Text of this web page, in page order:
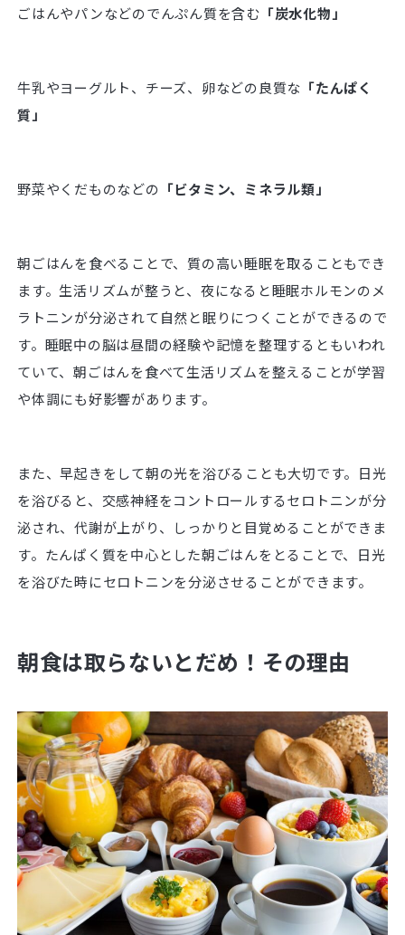
ごはんやパンなどのでんぷん質を含む 「炭水化物」
牛乳やヨーグルト、チーズ、卵などの良質な 「たんぱく
質」
野菜やくだものなどの 「ビタミン、ミネラル類」
朝ごはんを食べることで、質の高い睡眠を取ることもでき
ます。生活リズムが整うと、夜になると睡眠ホルモンのメ
ラトニンが分泌されて自然と眠りにつくことができるので
す。睡眠中の脳は昼間の経験や記憶を整理するともいわれ
ていて、朝ごはんを食べて生活リズムを整えることが学習
や体調にも好影響があります。
また、早起きをして朝の光を浴びることも大切です。日光
を浴びると、交感神経をコントロールするセロトニンが分
泌され、代謝が上がり、しっかりと目覚めることができま
す。たんぱく質を中心とした朝ごはんをとることで、日光
を浴びた時にセロトニンを分泌させることができます。
朝食は取らないとだめ！その理由